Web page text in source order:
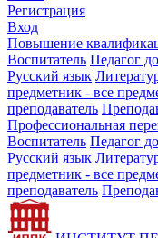
Регистрация
Вход
Повышение
Воспитатель Педагог
Русский язык
предметник - все
преподаватель
Профессиональная
Воспитатель Педагог
Русский язык
предметник - все
преподаватель